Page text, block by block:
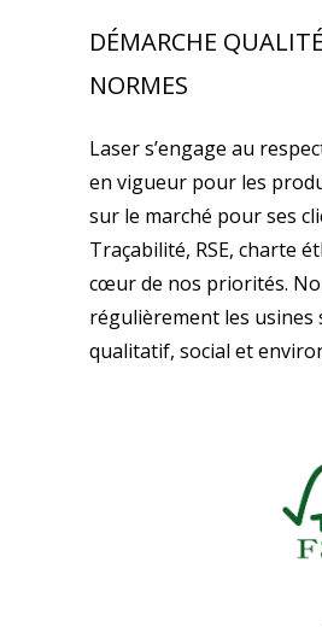
DÉMARCHE
NORMES
Laser s’engage au
en vigueur pour les
sur le marché pour ses
Traçabilité, RSE, charte
cœur de nos priorités.
régulièrement les usines
qualitatif, social et